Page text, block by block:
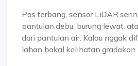
Pas terbang, sensor LiDAR
pantulan debu, burung lewat,
dari pantulan air. Kalau nggak
lahan bakal kelihatan gradakan.